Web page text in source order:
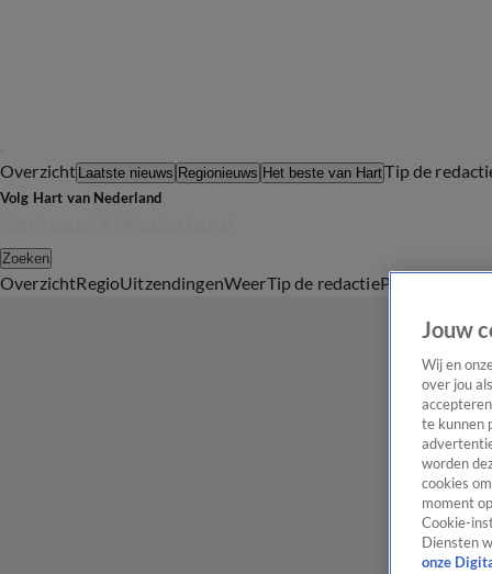
Overzicht Laatste nieuws Regionieuws Het beste van HartTip de
Volg Hart van Nederland
Zoeken
OverzichtRegioUitzendingenWeerTip de redactiePanel
Jouw
Wij en
over jou
te kunnen
worden
cookies
moment
Cookie-
Diensten
onze